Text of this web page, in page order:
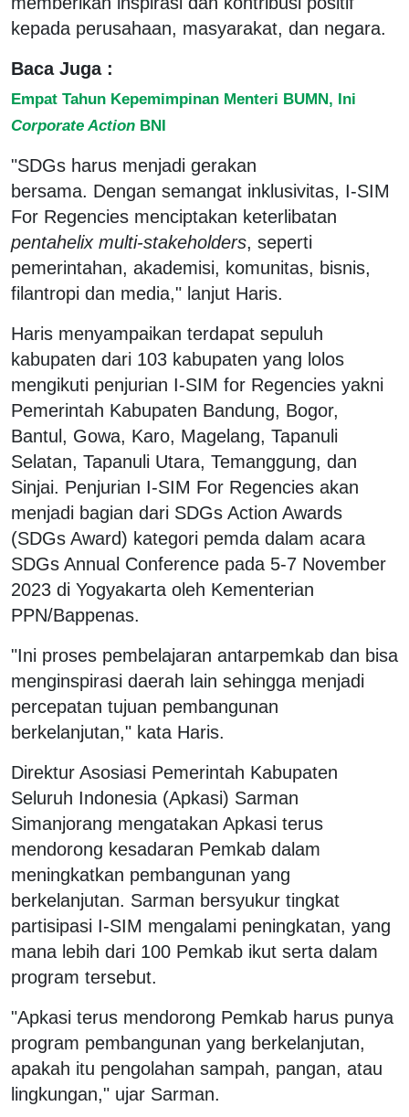
kepada perusahaan, masyarakat, dan negara.
Baca Juga :
Empat Tahun Kepemimpinan Menteri BUMN, Ini
Corporate Action BNI
"SDGs harus menjadi gerakan
bersama. Dengan semangat inklusivitas, I-SIM
For Regencies menciptakan keterlibatan
pentahelix multi-stakeholders, seperti
pemerintahan, akademisi, komunitas, bisnis,
filantropi dan media," lanjut Haris.
Haris menyampaikan terdapat sepuluh
kabupaten dari 103 kabupaten yang lolos
mengikuti penjurian I-SIM for Regencies yakni
Pemerintah Kabupaten Bandung, Bogor,
Bantul, Gowa, Karo, Magelang, Tapanuli
Selatan, Tapanuli Utara, Temanggung, dan
Sinjai. Penjurian I-SIM For Regencies akan
menjadi bagian dari SDGs Action Awards
(SDGs Award) kategori pemda dalam acara
SDGs Annual Conference pada 5-7 November
2023 di Yogyakarta oleh Kementerian
PPN/Bappenas.
"Ini proses pembelajaran antarpemkab dan bisa
menginspirasi daerah lain sehingga menjadi
percepatan tujuan pembangunan
berkelanjutan," kata Haris.
Direktur Asosiasi Pemerintah Kabupaten
Seluruh Indonesia (Apkasi) Sarman
Simanjorang mengatakan Apkasi terus
mendorong kesadaran Pemkab dalam
meningkatkan pembangunan yang
berkelanjutan. Sarman bersyukur tingkat
partisipasi I-SIM mengalami peningkatan, yang
mana lebih dari 100 Pemkab ikut serta dalam
program tersebut.
"Apkasi terus mendorong Pemkab harus punya
program pembangunan yang berkelanjutan,
apakah itu pengolahan sampah, pangan, atau
lingkungan," ujar Sarman.